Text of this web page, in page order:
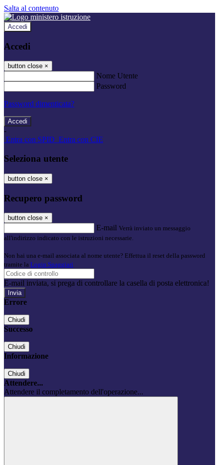
Salta al contenuto
Accedi
Accedi
button close ×
Nome Utente
Password
Password dimenticata?
-
Entra con SPID Entra con CIE
Seleziona utente
button close ×
Recupero password
button close ×
E-mail Verrà inviato un messaggio
all'indirizzo indicato con le istruzioni necessarie.
Non hai una e-mail associata al nome utente? Effettua il reset della password
tramite la Login Spaggiari
E-mail inviata, si prega di controllare la casella di posta elettronica!
Errore
Chiudi
Successo
Chiudi
Informazione
Chiudi
Attendere...
Attendere il completamento dell'operazione...